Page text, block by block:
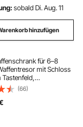
sobald Di. Aug. 11
hinzufügen
für 6–8
mit Schloss
Tastenfeld,
mit
Regal,
für Heimgewehre
Montage
(66)